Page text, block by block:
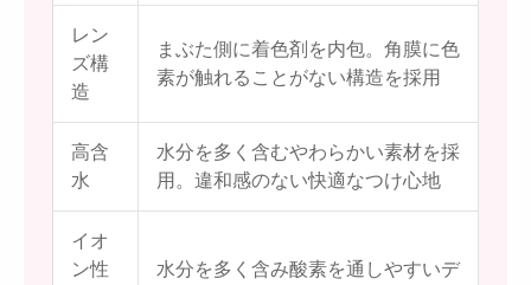
レン
ズ構
造
まぶた側に着色剤を内包。角膜に色
素が触れることがない構造を採用
高含
水
水分を多く含むやわらかい素材を採
用。違和感のない快適なつけ心地
イオ
ン性
水分を多く含み酸素を通しやすいデ